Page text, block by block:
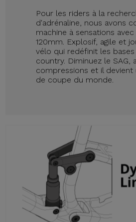
Pour les riders à la
d'adrénaline, nous avons
machine à sensations
120mm. Explosif, agile et
vélo qui redéfinit les
country. Diminuez le SAG,
compressions et il devient
de coupe du monde.